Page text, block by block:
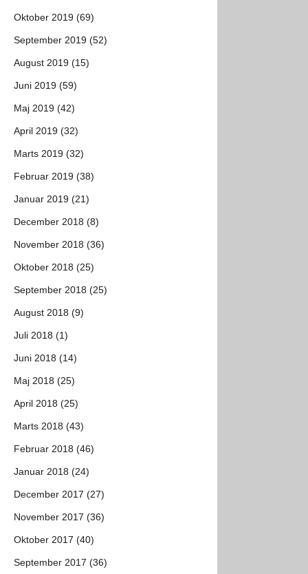
Oktober 2019 (69)
September 2019 (52)
August 2019 (15)
Juni 2019 (59)
Maj 2019 (42)
April 2019 (32)
Marts 2019 (32)
Februar 2019 (38)
Januar 2019 (21)
December 2018 (8)
November 2018 (36)
Oktober 2018 (25)
September 2018 (25)
August 2018 (9)
Juli 2018 (1)
Juni 2018 (14)
Maj 2018 (25)
April 2018 (25)
Marts 2018 (43)
Februar 2018 (46)
Januar 2018 (24)
December 2017 (27)
November 2017 (36)
Oktober 2017 (40)
September 2017 (36)